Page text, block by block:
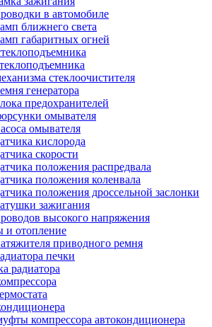
в автомобиле
ближнего света
габаритных огней
стеклоочистителя
генератора
предохранителей
омывателя
омывателя
кислорода
скорости
положения распредвала
положения коленвала
положения дроссельной заслонки
зажигания
высокого напряжения
и отопление
приводного ремня
печки
радиатора
компрессора автокондиционера